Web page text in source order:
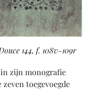
144, f. 108v-109r
zijn monografie
zeven toegevoegde